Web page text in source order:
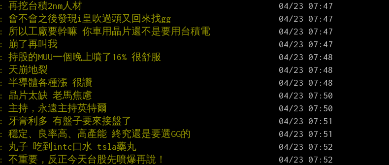
: 再挖台積2nm人材
: 會不會之後發現i皇吹過頭又回來找gg
: 所以工廠要幹嘛 你車用晶片還不是要用台積電
: 崩了再叫我
: 持股的MUU一個晚上噴了16% 很舒服
: 天崩地裂
: 半導體各種漲 很讚
: 晶片太缺 老馬焦慮
: 主持，永遠主持英特爾
: 牙膏利多 有盤子要來接盤了
: 穩定、良率高、高產能 終究還是要選GG的
: 丸子 吃到intc口水 tsla藥丸
: 不重要，反正今天台股先噴爆再說！